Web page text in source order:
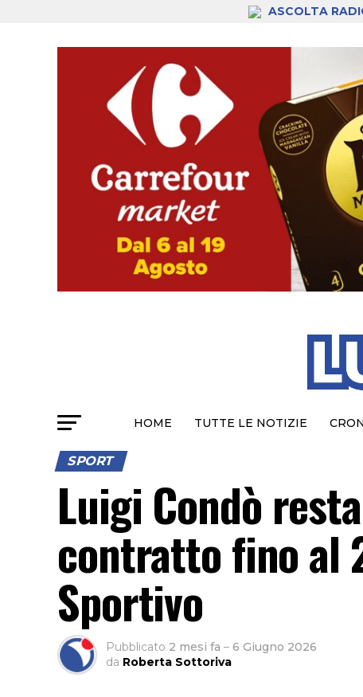
ASCOLTA
HOME TUTTE LE NOTIZIE
SPORT
Luigi Condò
contratto fino al
Sportivo
Pubblicato 2 mesi fa – 6 Giugno 2026
da Roberta Sottoriva